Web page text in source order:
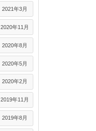
2021年3月
2020年11月
2020年8月
2020年5月
2020年2月
2019年11月
2019年8月